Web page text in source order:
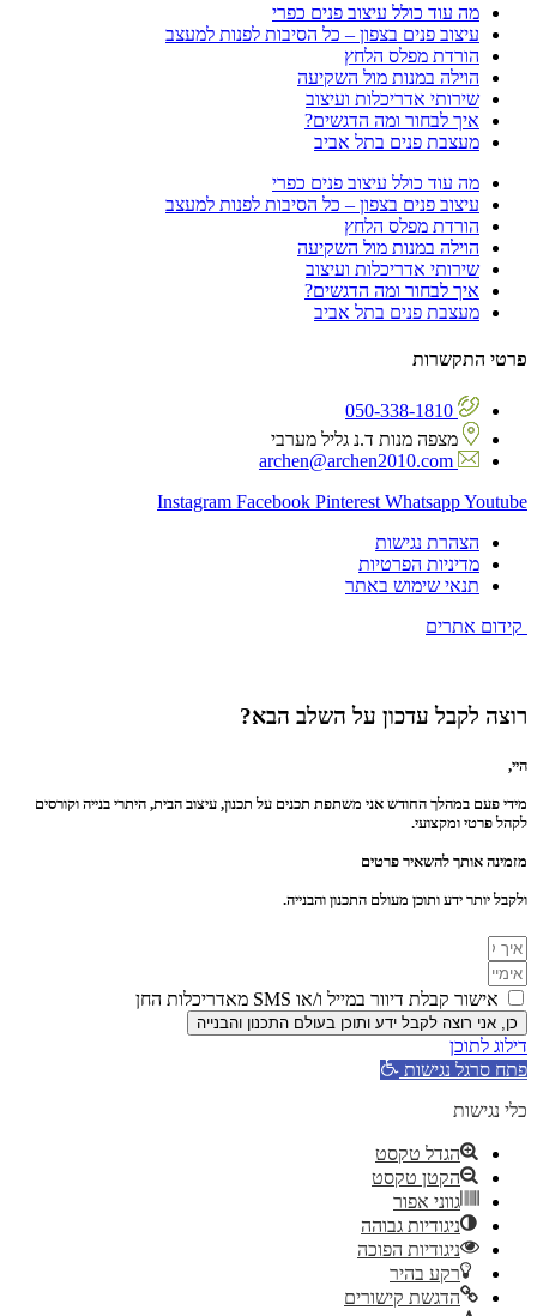
מה עוד כולל עיצוב פנים כפרי
עיצוב פנים בצפון – כל הסיבות לפנות למעצב
הורדת מפלס הלחץ
הוילה במנות מול השקיעה
שירותי אדריכלות ועיצוב
איך לבחור ומה הדגשים?
מעצבת פנים בתל אביב
מה עוד כולל עיצוב פנים כפרי
עיצוב פנים בצפון – כל הסיבות לפנות למעצב
הורדת מפלס הלחץ
הוילה במנות מול השקיעה
שירותי אדריכלות ועיצוב
איך לבחור ומה הדגשים?
מעצבת פנים בתל אביב
פרטי התקשרות
050-338-1810
מצפה מנות ד.נ גליל מערבי
archen@archen2010.com
Instagram Facebook Pinterest WhatsappYoutube
הצהרת נגישות
מדיניות הפרטיות
תנאי שימוש באתר
קידום אתרים
רוצה לקבל עדכון על השלב הבא?
היי,
מידי פעם במהלך החודש אני משתפת תכנים על תכנון, עיצוב הבית, היתרי בנייה וקורסים
לקהל פרטי ומקצועי.
מזמינה אותך להשאיר פרטים
ולקבל יותר ידע ותוכן מעולם התכנון והבנייה.
אישור קבלת דיוור במייל ו/או SMS מאדריכלות החן
כן, אני רוצה לקבל ידע ותוכן בעולם התכנון והבנייה
דילוג לתוכן
פתח סרגל נגישות
כלי נגישות
הגדל טקסט
הקטן טקסט
גווני אפור
ניגודיות גבוהה
ניגודיות הפוכה
רקע בהיר
הדגשת קישורים